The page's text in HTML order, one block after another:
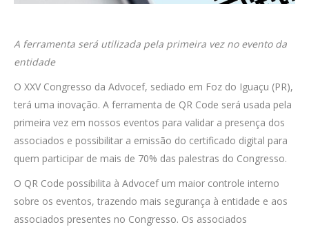
A ferramenta será utilizada pela primeira vez no evento da
entidade
O XXV Congresso da Advocef, sediado em Foz do Iguaçu (PR),
terá uma inovação. A ferramenta de QR Code será usada pela
primeira vez em nossos eventos para validar a presença dos
associados e possibilitar a emissão do certificado digital para
quem participar de mais de 70% das palestras do Congresso.
O QR Code possibilita à Advocef um maior controle interno
sobre os eventos, trazendo mais segurança à entidade e aos
associados presentes no Congresso. Os associados